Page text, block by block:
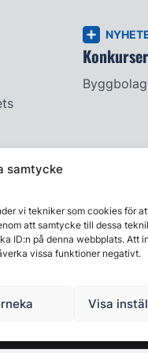
samtycke
vi tekniker som cookies för
att samtycke till dessa
ID:n på denna webbplats. Att
vissa funktioner negativt.
Visa